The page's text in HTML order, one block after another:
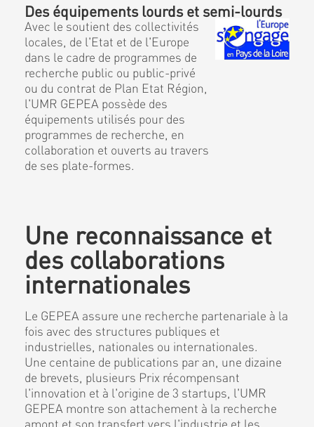
Des équipements lourds et semi-lourds
Avec le soutient des collectivités
locales, de l'Etat et de l'Europe
dans le cadre de programmes de
recherche public ou public-privé
ou du contrat de Plan Etat Région,
l'UMR GEPEA possède des
équipements utilisés pour des
programmes de recherche, en
collaboration et ouverts au travers
de ses plate-formes.
Une reconnaissance et
des collaborations
internationales
Le GEPEA assure une recherche partenariale à la
fois avec des structures publiques et
industrielles, nationales ou internationales.
Une centaine de publications par an, une dizaine
de brevets, plusieurs Prix récompensant
l'innovation et à l'origine de 3 startups, l'UMR
GEPEA montre son attachement à la recherche
amont et son transfert vers l'industrie et les